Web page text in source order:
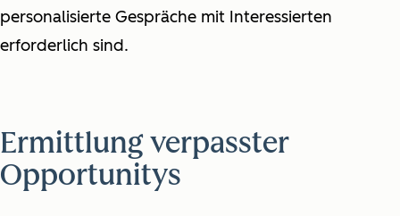
personalisierte Gespräche mit Interessierten
erforderlich sind.
Ermittlung verpasster
Opportunitys